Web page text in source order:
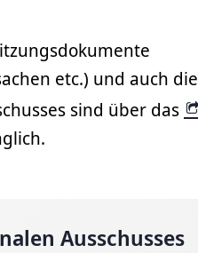
etc.) und auch die
sind über das
Ausschusses